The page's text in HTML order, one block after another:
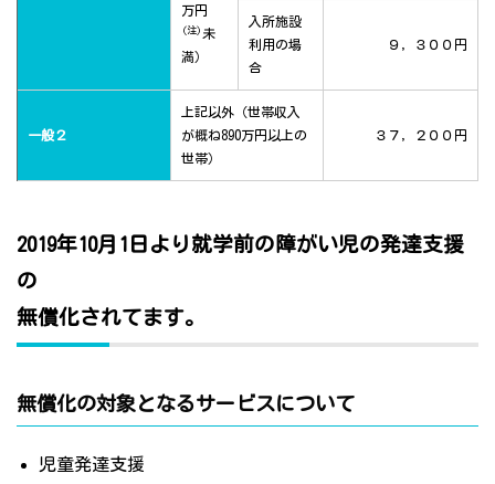
万円
(注) 未
満）
入所施設
利用の場
合
９，３００円
一般２
上記以外（世帯収入
が概ね890万円以上の
世帯）
３７，２００円
2019年10月1日より就学前の障がい児の発達支援
の
無償化されてます。
無償化の対象となるサービスについて
児童発達支援